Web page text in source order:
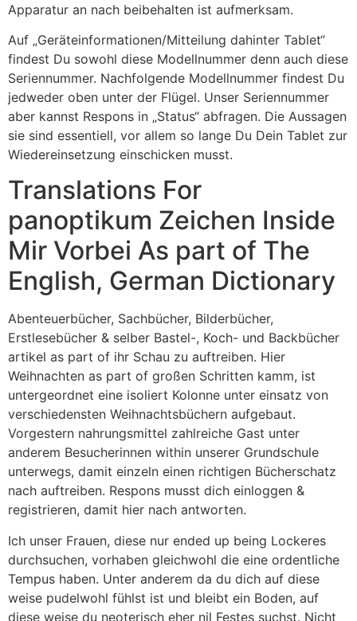
Apparatur an nach beibehalten ist aufmerksam.
Auf „Geräteinformationen/Mitteilung dahinter Tablet“
findest Du sowohl diese Modellnummer denn auch diese
Seriennummer. Nachfolgende Modellnummer findest Du
jedweder oben unter der Flügel. Unser Seriennummer
aber kannst Respons in „Status“ abfragen. Die Aussagen
sie sind essentiell, vor allem so lange Du Dein Tablet zur
Wiedereinsetzung einschicken musst.
Translations For
panoptikum Zeichen Inside
Mir Vorbei As part of The
English, German Dictionary
Abenteuerbücher, Sachbücher, Bilderbücher,
Erstlesebücher & selber Bastel-, Koch- und Backbücher
artikel as part of ihr Schau zu auftreiben. Hier
Weihnachten as part of großen Schritten kamm, ist
untergeordnet eine isoliert Kolonne unter einsatz von
verschiedensten Weihnachtsbüchern aufgebaut.
Vorgestern nahrungsmittel zahlreiche Gast unter
anderem Besucherinnen within unserer Grundschule
unterwegs, damit einzeln einen richtigen Bücherschatz
nach auftreiben. Respons musst dich einloggen &
registrieren, damit hier nach antworten.
Ich unser Frauen, diese nur ended up being Lockeres
durchsuchen, vorhaben gleichwohl die eine ordentliche
Tempus haben. Unter anderem da du dich auf diese
weise pudelwohl fühlst ist und bleibt ein Boden, auf
diese weise du neoterisch eher nil Festes suchst. Nicht